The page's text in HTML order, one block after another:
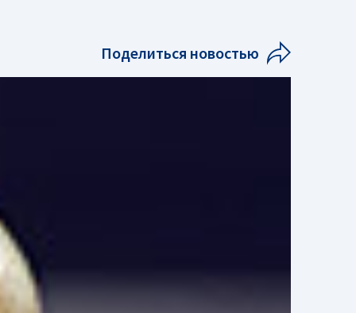
Поделиться новостью